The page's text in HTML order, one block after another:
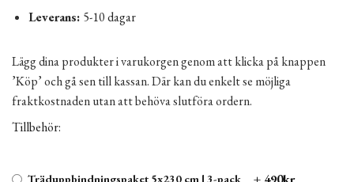
Leverans: 5-10 dagar
Lägg dina produkter i varukorgen genom att klicka på knappen
’Köp’ och gå sen till kassan. Där kan du enkelt se möjliga
fraktkostnaden utan att behöva slutföra ordern.
Tillbehör:
Träduppbindningspaket 5x230 cm | 3-pack